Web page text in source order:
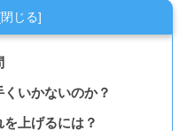
いかないのか？
上げるには？